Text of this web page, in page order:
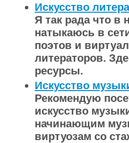
Искусство
Я так рада что в
натыкаюсь в
поэтов и
литераторов.
ресурсы.
Искусство
Рекомендую
искусство
начинающим
виртуозам со